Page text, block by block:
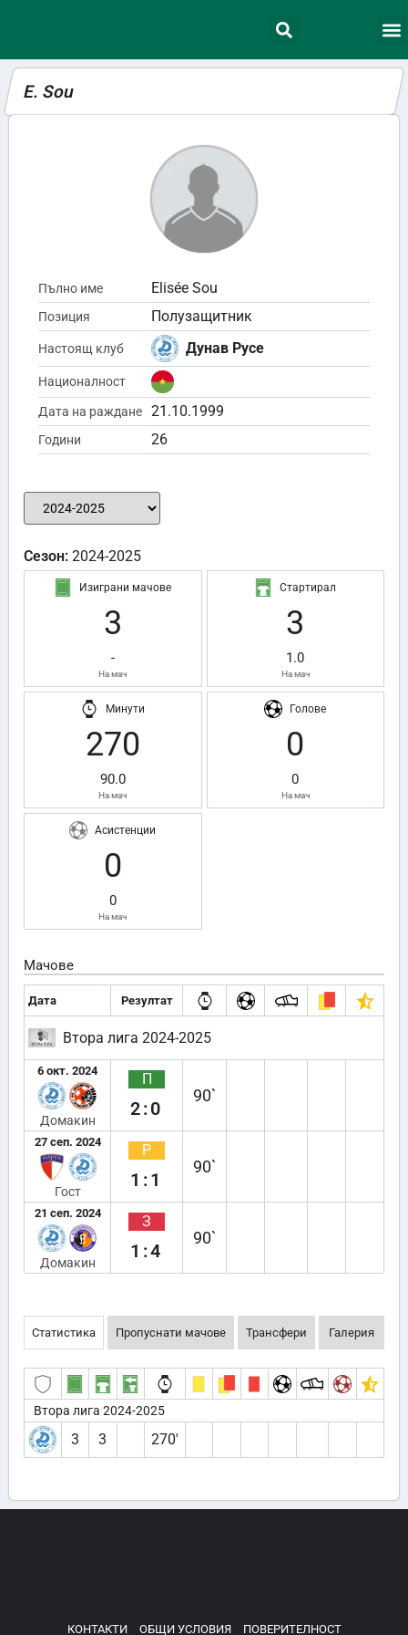
E. Sou
Пълно име Elisée Sou
Позиция Полузащитник
Настоящ клуб Дунав Русе
Националност
Дата на раждане 21.10.1999
Години 26
Сезон: 2024-2025
Изиграни мачове
3
-
На мач
Стартирал
3
1.0
На мач
Минути
270
90.0
На мач
Голове
0
0
На мач
Асистенции
0
0
На мач
Мачове
Дата Резултат
Втора лига 2024-2025
6 окт. 2024
Домакин
П
2:0
90`
27 сеп. 2024
Гост
Р
1:1
90`
21 сеп. 2024
Домакин
З
1:4
90`
Статистика Пропуснати мачове Трансфери Галерия
Втора лига 2024-2025
3 3 270′
КОНТАКТИ ОБЩИ УСЛОВИЯ ПОВЕРИТЕЛНОСТ